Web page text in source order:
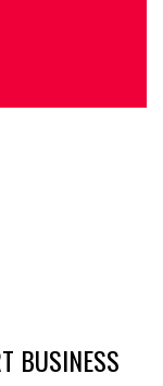
BUSINESS